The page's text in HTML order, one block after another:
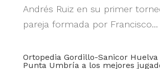
Andrés Ruiz en su primer
pareja formada por Francisco...
Ortopedia Gordillo-Sanicor
Punta Umbría a los mejores